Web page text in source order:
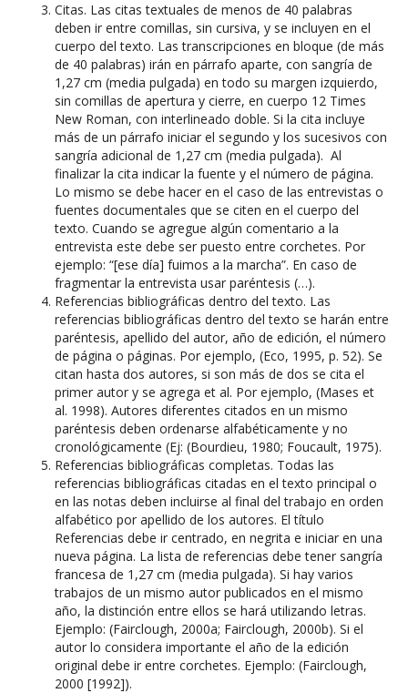
Citas. Las citas textuales de menos de 40 palabras
deben ir entre comillas, sin cursiva, y se incluyen en el
cuerpo del texto. Las transcripciones en bloque (de más
de 40 palabras) irán en párrafo aparte, con sangría de
1,27 cm (media pulgada) en todo su margen izquierdo,
sin comillas de apertura y cierre, en cuerpo 12 Times
New Roman, con interlineado doble. Si la cita incluye
más de un párrafo iniciar el segundo y los sucesivos con
sangría adicional de 1,27 cm (media pulgada). Al
finalizar la cita indicar la fuente y el número de página.
Lo mismo se debe hacer en el caso de las entrevistas o
fuentes documentales que se citen en el cuerpo del
texto. Cuando se agregue algún comentario a la
entrevista este debe ser puesto entre corchetes. Por
ejemplo: “[ese día] fuimos a la marcha”. En caso de
fragmentar la entrevista usar paréntesis (…).
Referencias bibliográficas dentro del texto. Las
referencias bibliográficas dentro del texto se harán entre
paréntesis, apellido del autor, año de edición, el número
de página o páginas. Por ejemplo, (Eco, 1995, p. 52). Se
citan hasta dos autores, si son más de dos se cita el
primer autor y se agrega et al. Por ejemplo, (Mases et
al. 1998). Autores diferentes citados en un mismo
paréntesis deben ordenarse alfabéticamente y no
cronológicamente (Ej: (Bourdieu, 1980; Foucault, 1975).
Referencias bibliográficas completas. Todas las
referencias bibliográficas citadas en el texto principal o
en las notas deben incluirse al final del trabajo en orden
alfabético por apellido de los autores. El título
Referencias debe ir centrado, en negrita e iniciar en una
nueva página. La lista de referencias debe tener sangría
francesa de 1,27 cm (media pulgada). Si hay varios
trabajos de un mismo autor publicados en el mismo
año, la distinción entre ellos se hará utilizando letras.
Ejemplo: (Fairclough, 2000a; Fairclough, 2000b). Si el
autor lo considera importante el año de la edición
original debe ir entre corchetes. Ejemplo: (Fairclough,
2000 [1992]).